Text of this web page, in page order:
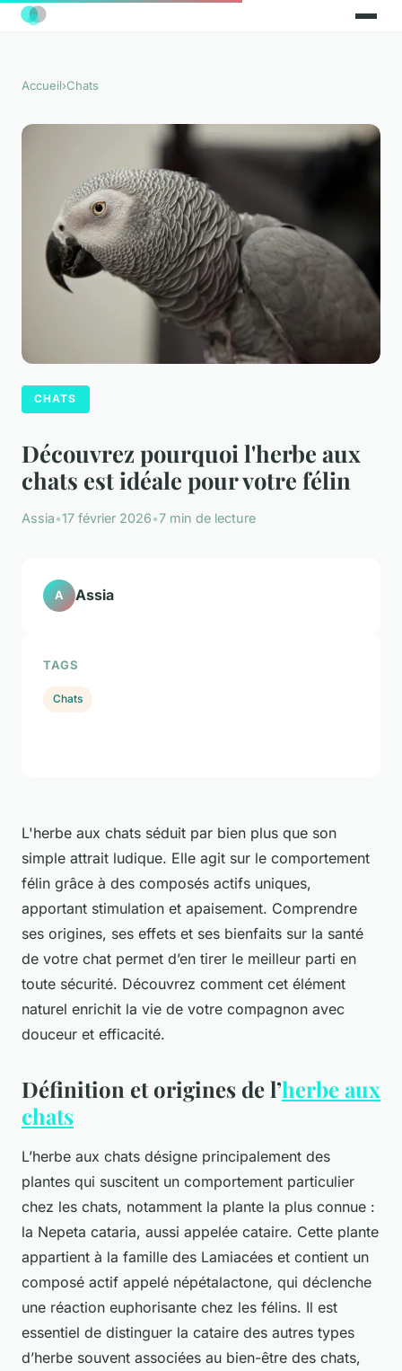
Accueil›Chats
CHATS
Découvrez pourquoi l'herbe aux
chats est idéale pour votre félin
Assia•17 février 2026•7 min de lecture
L'herbe aux chats séduit par bien plus que son
simple attrait ludique. Elle agit sur le comportement
félin grâce à des composés actifs uniques,
apportant stimulation et apaisement. Comprendre
ses origines, ses effets et ses bienfaits sur la santé
de votre chat permet d’en tirer le meilleur parti en
toute sécurité. Découvrez comment cet élément
naturel enrichit la vie de votre compagnon avec
douceur et efficacité.
Définition et origines de l’herbe aux
chats
L’herbe aux chats désigne principalement des
plantes qui suscitent un comportement particulier
chez les chats, notamment la plante la plus connue :
la Nepeta cataria, aussi appelée cataire. Cette plante
appartient à la famille des Lamiacées et contient un
composé actif appelé népétalactone, qui déclenche
une réaction euphorisante chez les félins. Il est
essentiel de distinguer la cataire des autres types
d’herbe souvent associées au bien-être des chats,
A Assia
TAGS
Chats